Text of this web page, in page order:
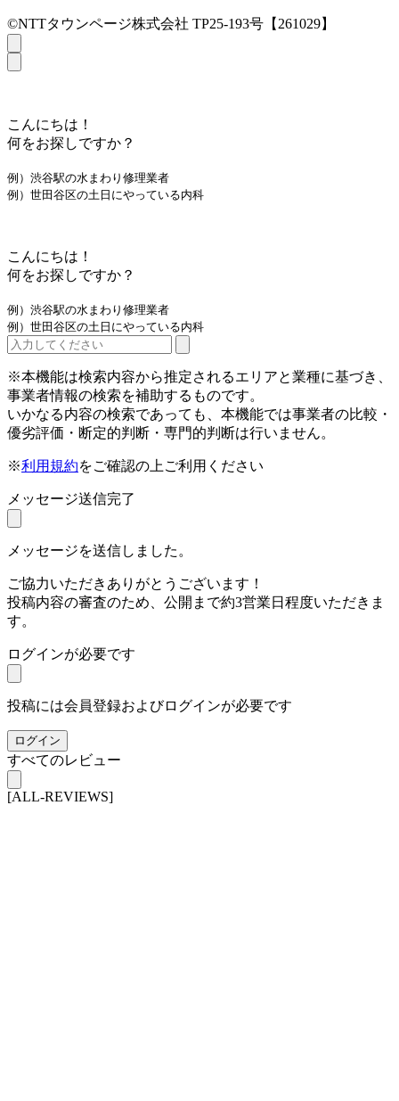
©NTTタウンページ株式会社 TP25-193号【261029】
こんにちは！
何をお探しですか？
例）渋谷駅の水まわり修理業者
例）世田谷区の土日にやっている内科
こんにちは！
何をお探しですか？
例）渋谷駅の水まわり修理業者
例）世田谷区の土日にやっている内科
※本機能は検索内容から推定されるエリアと業種に基づき、
事業者情報の検索を補助するものです。
いかなる内容の検索であっても、本機能では事業者の比較・
優劣評価・断定的判断・専門的判断は行いません。
※利用規約をご確認の上ご利用ください
メッセージ送信完了
メッセージを送信しました。
ご協力いただきありがとうございます！
投稿内容の審査のため、公開まで約3営業日程度いただきま
す。
ログインが必要です
投稿には会員登録およびログインが必要です
ログイン
すべてのレビュー
[ALL-REVIEWS]